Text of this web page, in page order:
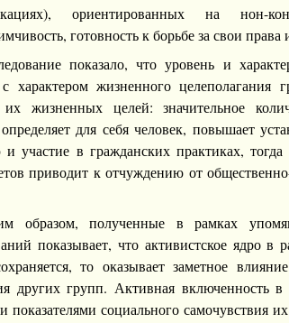
ориентированных на нон-
готовность к борьбе за свои
показало, что уровень и
характером жизненного целеполагания
их жизненных целей: значительное
для себя человек, повышает
участие в гражданских практиках,
приводит к отчуждению от
образом, полученные в рамках
показывает, что активистское ядро в
то оказывает заметное
других групп. Активная включенность в
показателями социального самочувствия